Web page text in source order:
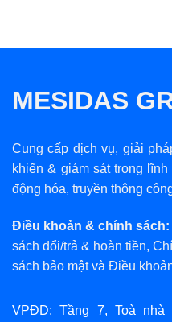
MESIDAS
Cung cấp dịch vụ, giải
khiển & giám sát trong
động hóa, truyền thông
Điều khoản & chính sách:
sách đổi/trả & hoàn tiền,
sách bảo mậtvà Điều
VPĐD: Tầng 7, Toà